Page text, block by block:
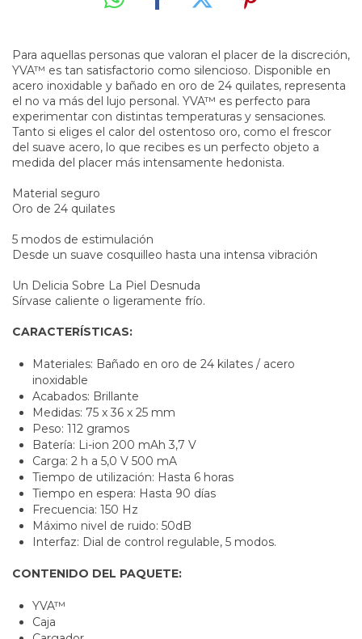
Para aquellas personas que valoran el placer de la discreción,
YVA™ es tan satisfactorio como silencioso. Disponible en
acero inoxidable y bañado en oro de 24 quilates, representa
el no va más del lujo personal. YVA™ es perfecto para
experimentar con distintas temperaturas y sensaciones.
Tanto si eliges el calor del ostentoso oro, como el frescor
del suave acero, lo que recibes es un perfecto objeto a
medida del placer más intensamente hedonista.
Material seguro
Oro de 24 quilates
5 modos de estimulación
Desde un suave cosquilleo hasta una intensa vibración
Un Delicia Sobre La Piel Desnuda
Sírvase caliente o ligeramente frío.
CARACTERÍSTICAS:
Materiales: Bañado en oro de 24 kilates / acero
inoxidable
Acabados: Brillante
Medidas: 75 x 36 x 25 mm
Peso: 112 gramos
Batería: Li-ion 200 mAh 3,7 V
Carga: 2 h a 5,0 V 500 mA
Tiempo de utilización: Hasta 6 horas
Tiempo en espera: Hasta 90 días
Frecuencia: 150 Hz
Máximo nivel de ruido: 50dB
Interfaz: Dial de control regulable, 5 modos.
CONTENIDO DEL PAQUETE:
YVA™
Caja